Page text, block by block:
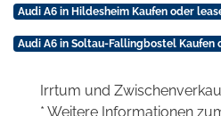
Audi A6 in Hildesheim Kaufen oder
Audi A6 in Soltau-Fallingbostel Kaufen
Irrtum und
* Weitere Informationen